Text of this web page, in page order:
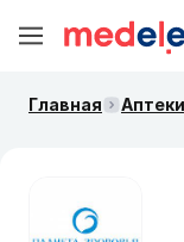
Главная